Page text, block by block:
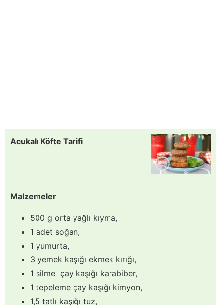
Acukalı Köfte Tarifi
Malzemeler
500 g orta yağlı kıyma,
1 adet soğan,
1 yumurta,
3 yemek kaşığı ekmek kırığı,
1 silme çay kaşığı karabiber,
1 tepeleme çay kaşığı kimyon,
1,5 tatlı kaşığı tuz,